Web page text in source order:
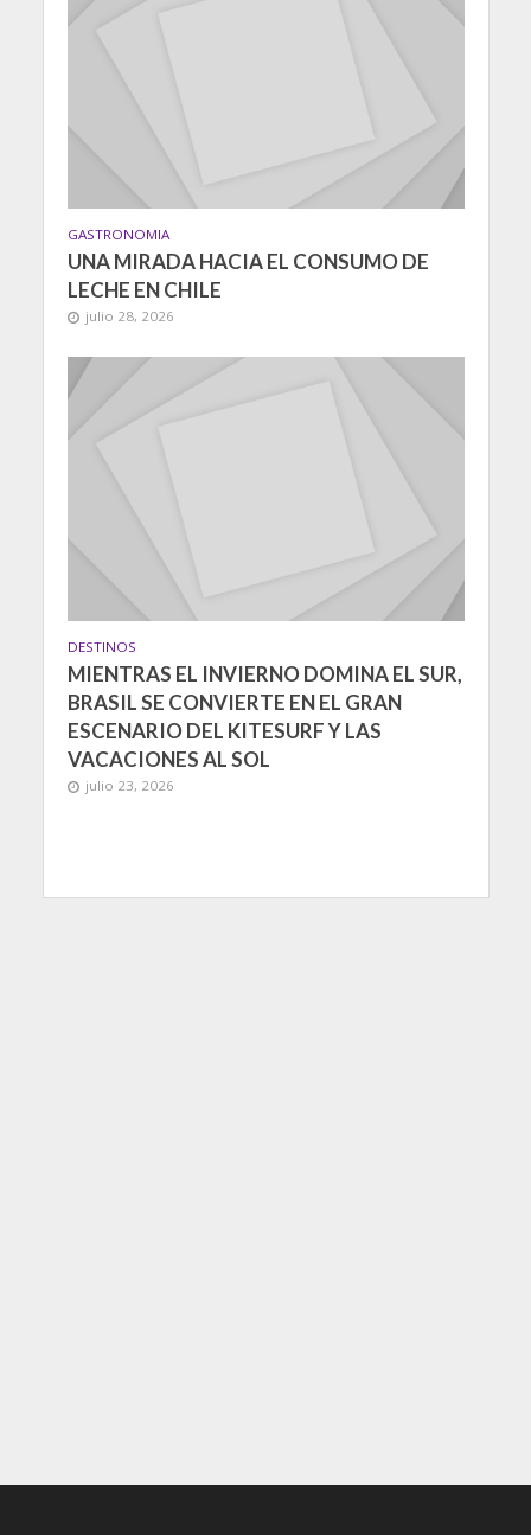
GASTRONOMIA
UNA MIRADA HACIA EL CONSUMO DE
LECHE EN CHILE
julio 28, 2026
DESTINOS
MIENTRAS EL INVIERNO DOMINA EL SUR,
BRASIL SE CONVIERTE EN EL GRAN
ESCENARIO DEL KITESURF Y LAS
VACACIONES AL SOL
julio 23, 2026